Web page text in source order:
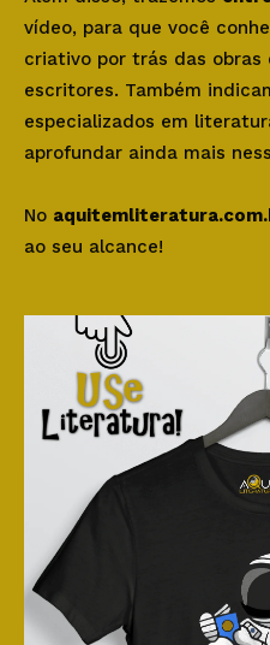
vídeo, para que você
criativo por trás das obras
escritores. Também
especializados em
aprofundar ainda mais
No
ao seu alcance!